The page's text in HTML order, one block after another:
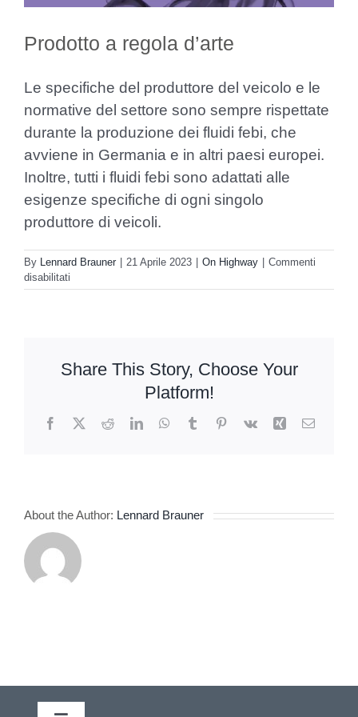
Prodotto a regola d’arte
Le specifiche del produttore del veicolo e le
normative del settore sono sempre rispettate
durante la produzione dei fluidi febi, che
avviene in Germania e in altri paesi europei.
Inoltre, tutti i fluidi febi sono adattati alle
esigenze specifiche di ogni singolo
produttore di veicoli.
By Lennard Brauner | 21 Aprile 2023 | On Highway | Commenti
disabilitati
Prodotto
Share This Story, Choose Your
Platform!
Facebook
X RedditLinkedInWhatsApp
TumblrPinterest
Vk Xing Email
About the Author: Lennard Brauner